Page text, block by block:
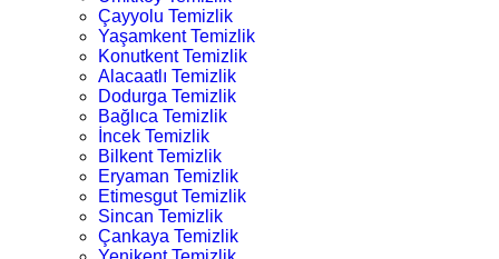
Çayyolu Temizlik
Yaşamkent Temizlik
Konutkent Temizlik
Alacaatlı Temizlik
Dodurga Temizlik
Bağlıca Temizlik
İncek Temizlik
Bilkent Temizlik
Eryaman Temizlik
Etimesgut Temizlik
Sincan Temizlik
Çankaya Temizlik